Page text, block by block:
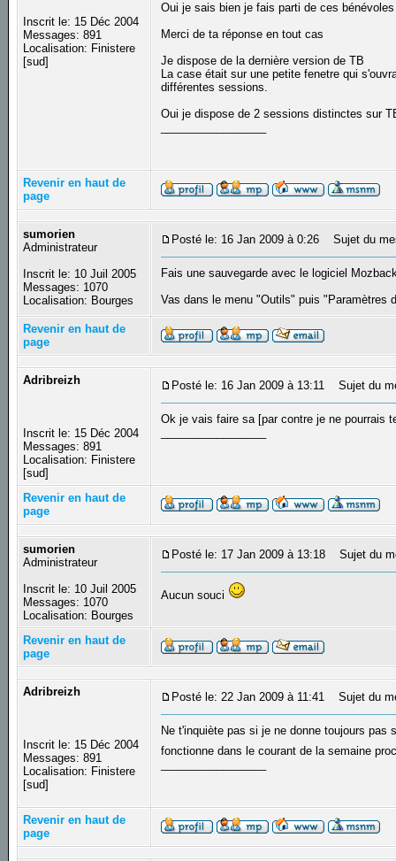
Inscrit le: 15 Déc 2004
Messages: 891
Localisation: Finistere
[sud]
Oui je sais bien je fais parti de ces
Merci de ta réponse en tout cas
Je dispose de la dernière version de TB
La case était sur une petite fenetre qui
différentes sessions.
Oui je dispose de 2 sessions distinctes sur
Revenir en haut de
page
sumorien
Administrateur
Inscrit le: 10 Juil 2005
Messages: 1070
Localisation: Bourges
Posté le: 16 Jan 2009 à 0:26 Sujet du
Fais une sauvegarde avec le logiciel
Vas dans le menu "Outils" puis
Revenir en haut de
page
Adribreizh
Inscrit le: 15 Déc 2004
Messages: 891
Localisation: Finistere
[sud]
Posté le: 16 Jan 2009 à 13:11 Sujet du
Ok je vais faire sa [par contre je ne pourrais
Revenir en haut de
page
sumorien
Administrateur
Inscrit le: 10 Juil 2005
Messages: 1070
Localisation: Bourges
Posté le: 17 Jan 2009 à 13:18 Sujet du
Aucun souci
Revenir en haut de
page
Adribreizh
Inscrit le: 15 Déc 2004
Messages: 891
Localisation: Finistere
[sud]
Posté le: 22 Jan 2009 à 11:41 Sujet du
Ne t'inquiète pas si je ne donne toujours
fonctionne dans le courant de la semaine
Revenir en haut de
page